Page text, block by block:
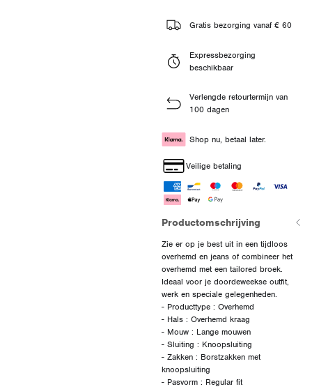
Gratis bezorging vanaf € 60
Expressbezorging
beschikbaar
Verlengde retourtermijn van
100 dagen
Shop nu, betaal later.
Veilige betaling
Productomschrijving
Zie er op je best uit in een tijdloos
overhemd en jeans of combineer het
overhemd met een tailored broek.
Ideaal voor je doordeweekse outfit,
werk en speciale gelegenheden.
- Producttype : Overhemd
- Hals : Overhemd kraag
- Mouw : Lange mouwen
- Sluiting : Knoopsluiting
- Zakken : Borstzakken met
knoopsluiting
- Pasvorm : Regular fit